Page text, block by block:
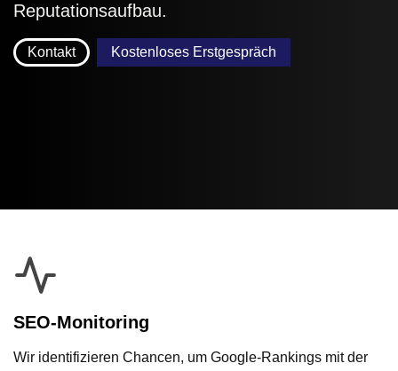
Reputationsaufbau.
Kontakt Kostenloses Erstgespräch
SEO-Monitoring
Wir identifizieren Chancen, um Google-Rankings mit der